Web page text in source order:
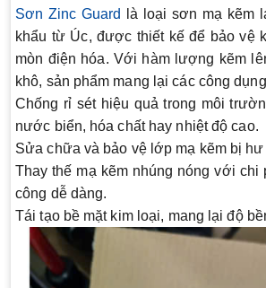
Sơn Zinc Guard
là loại sơn mạ kẽm
khẩu từ Úc, được thiết kế để bảo vệ
mòn điện hóa. Với hàm lượng kẽm
khô, sản phẩm mang lại các công
Chống rỉ sét hiệu quả trong môi
nước biển, hóa chất hay nhiệt độ cao.
Sửa chữa và bảo vệ lớp mạ kẽm bị hư
Thay thế mạ kẽm nhúng nóng với chi
công dễ dàng.
Tái tạo bề mặt kim loại, mang lại độ